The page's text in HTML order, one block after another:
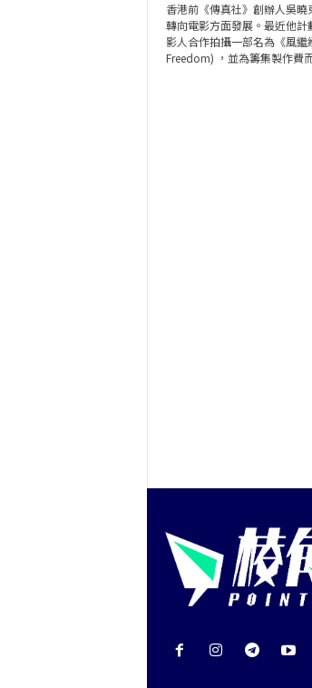
香港前《傳真社》創辦人吳
轉向電影方面發展。最近他
影人合作拍攝一部名為《風
Freedom) ，並為籌集製作費